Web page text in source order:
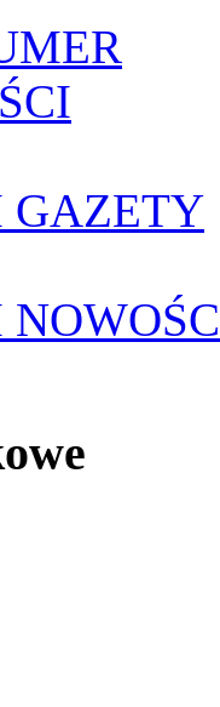
GAZETY